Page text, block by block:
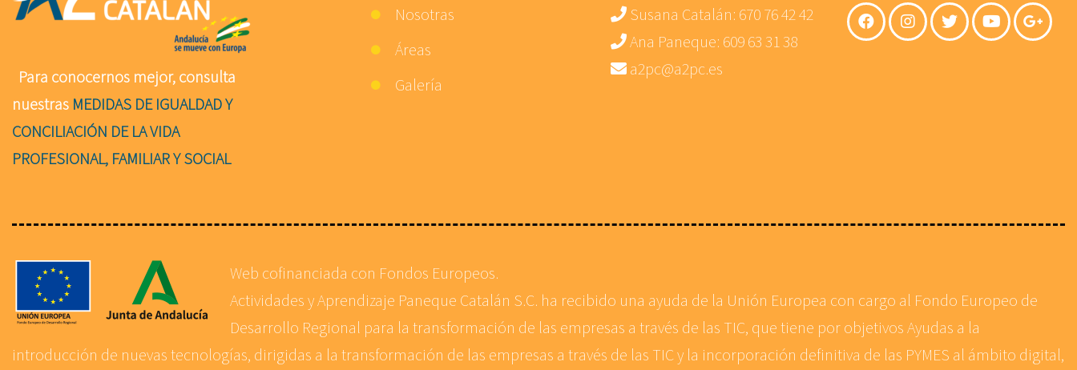
Para conocernos mejor, consulta
nuestras MEDIDAS DE IGUALDAD Y
CONCILIACIÓN DE LA VIDA
PROFESIONAL, FAMILIAR Y SOCIAL
Nosotras
Áreas
Galería
Susana Catalán: 670 76 42 42
Ana Paneque: 609 63 31 38
a2pc@a2pc.es
Web cofinanciada con Fondos Europeos.
Actividades y Aprendizaje Paneque Catalán S.C. ha recibido una ayuda de la Unión Europea con cargo al Fondo Europeo de
Desarrollo Regional para la transformación de las empresas a través de las TIC, que tiene por objetivos Ayudas a la
introducción de nuevas tecnologías, dirigidas a la transformación de las empresas a través de las TIC y la incorporación definitiva de las PYMES al ámbito digital,